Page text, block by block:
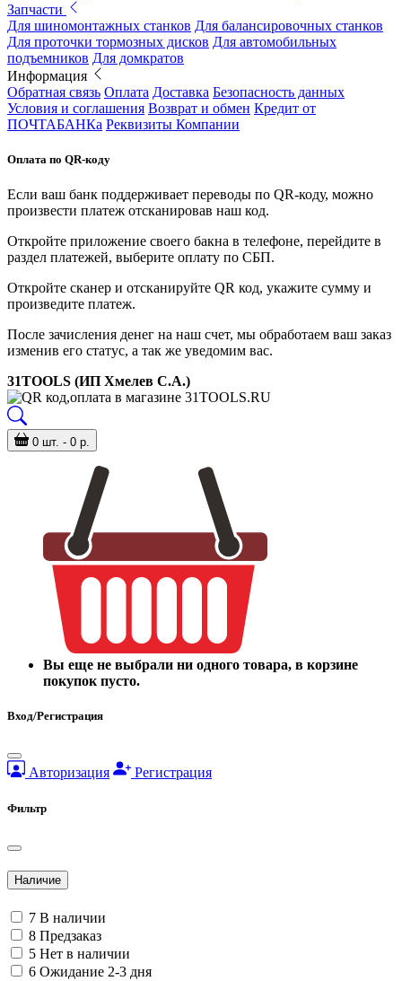
Запчасти
Для шиномонтажных станков Для балансировочных станков
Для проточки тормозных дисков Для автомобильных
подъемников Для домкратов
Информация
Обратная связь Оплата Доставка Безопасность данных
Условия и соглашения Возврат и обмен Кредит от
ПОЧТАБАНКа Реквизиты Компании
Оплата по QR-коду
Если ваш банк поддерживает переводы по QR-коду, можно
произвести платеж отсканировав наш код.
Откройте приложение своего бакна в телефоне, перейдите в
раздел платежей, выберите оплату по СБП.
Откройте сканер и отсканируйте QR код, укажите сумму и
произведите платеж.
После зачисления денег на наш счет, мы обработаем ваш заказ
изменив его статус, а так же уведомим вас.
31TOOLS (ИП Хмелев С.А.)
0 шт. - 0 р.
Вы еще не выбрали ни одного товара, в корзине
покупок пусто.
Вход/Регистрация
Авторизация Регистрация
Фильтр
Наличие
7 В наличии
8 Предзаказ
5 Нет в наличии
6 Ожидание 2-3 дня